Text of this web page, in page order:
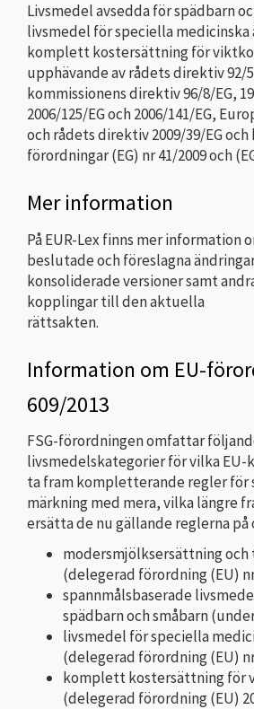
Livsmedel avsedda för spädbarn
livsmedel för speciella medicinska
komplett kostersättning för
upphävande av rådets direktiv 92/
kommissionens direktiv 96/8/EG,
2006/125/EG och 2006/141/EG,
och rådets direktiv 2009/39/EG och
förordningar (EG) nr 41/2009 och
Mer information
På EUR-Lex finns mer information
beslutade och föreslagna
konsoliderade versioner samt
kopplingar till den aktuella
rättsakten.
Information om EU-
609/2013
FSG-förordningen omfattar
livsmedelskategorier för vilka EU-
ta fram kompletterande regler för
märkning med mera, vilka längre
ersätta de nu gällande reglerna på
modersmjölksersättning
(delegerad förordning (EU)
spannmålsbaserade
spädbarn och småbarn
livsmedel för speciella
(delegerad förordning (EU)
komplett kostersättning för
(delegerad förordning (EU)